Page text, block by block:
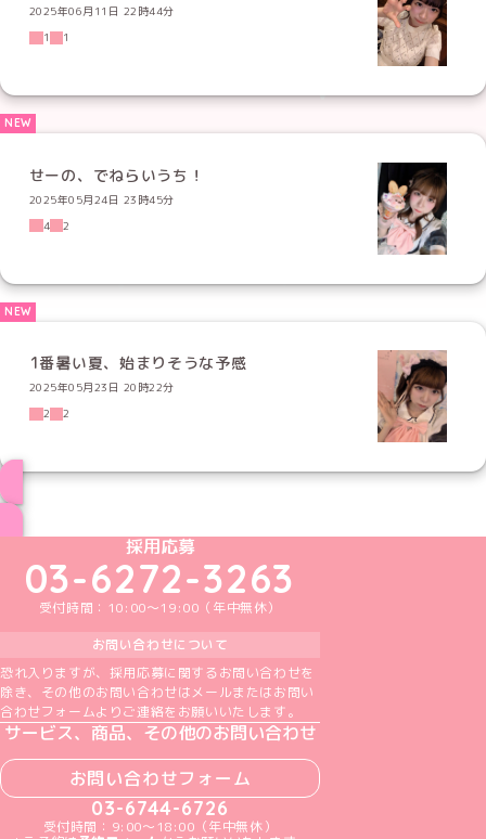
2025年06月11日 22時44分
1
1
せーの、でねらいうち！
2025年05月24日 23時45分
4
2
1番暑い夏、始まりそうな予感
2025年05月23日 20時22分
2
2
めいどりーみんTikTok公式アカウント
めいどりーみんX公式アカウント
めいどりーみんInstagram公式アカウント
めいどりーみんFacebook公式アカウン
めいどりーみんYouTube公式アカ
採用応募
03-6272-3263
受付時間：10:00～19:00（年中無休）
お問い合わせについて
恐れ入りますが、採用応募に関するお問い合わせを
除き、その他のお問い合わせはメールまたはお問い
合わせフォームよりご連絡をお願いいたします。
サービス、商品、その他のお問い合わせ
お問い合わせフォーム
03-6744-6726
受付時間：9:00～18:00（年中無休）